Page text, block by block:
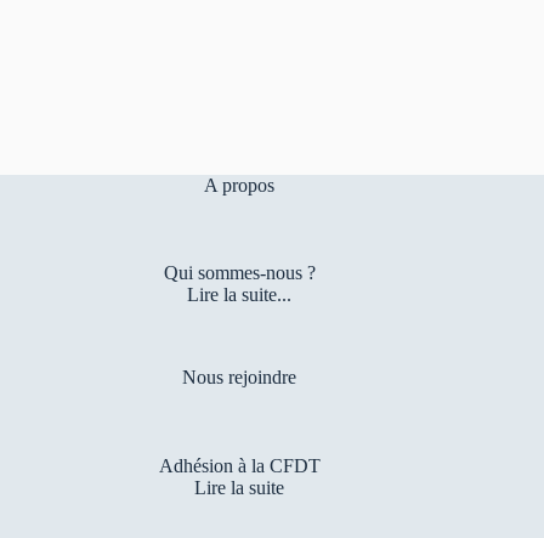
A propos
Qui sommes-nous ?
Lire la suite...
Nous rejoindre
Adhésion à la CFDT
Lire la suite